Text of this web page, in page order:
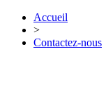
Accueil
>
Contactez-nous